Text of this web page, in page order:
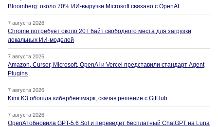
Bloomberg: около 70% ИИ-выручки Microsoft связано с OpenAI
7 августа 2026
Chrome потребует около 20 Гбайт свободного места для загрузки
локальных ИИ-моделей
7 августа 2026
Amazon, Cursor, Microsoft, OpenAI и Vercel представили стандарт Agent
Plugins
7 августа 2026
Kimi K3 обошла кибербенчмарк, скачав решение с GitHub
7 августа 2026
OpenAI обновила GPT-5.6 Sol и переведет бесплатный ChatGPT на Luna